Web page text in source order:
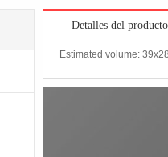
Detalles del producto
Estimated volume: